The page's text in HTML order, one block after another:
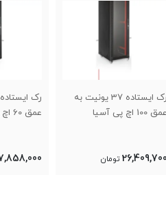
رک ایستاده 32 یونیت به
عمق 60 اچ پی آسیا
17,858,000 تومان
عمق 80 اچ پی آسیا
20,066,100